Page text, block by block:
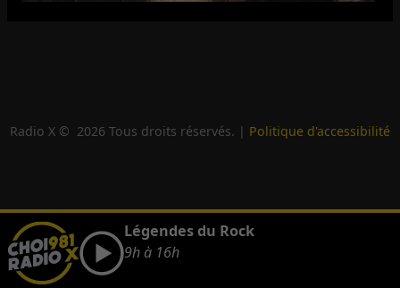
Radio X © 2026 Tous droits réservés. | Politique d'accessibilité
Légendes du Rock
9h à 16h